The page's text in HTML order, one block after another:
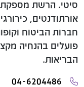
סיטי. הרשת מספקת
אורתודנטים,
חברות הביטוח
פועלים בהנחיה
הבריאות.
04-6204486